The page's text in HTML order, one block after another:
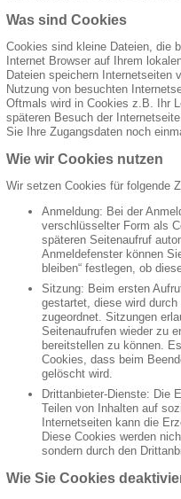
Was sind Cookies
Cookies sind kleine Dateien, die
Internet Browser auf Ihrem
Dateien speichern Internetseiten
Nutzung von besuchten
Oftmals wird in Cookies z.B. Ihr
späteren Besuch der
Sie Ihre Zugangsdaten noch
Wie wir Cookies nutzen
Wir setzen Cookies für folgende
Anmeldung: Bei der
verschlüsselter Form als
späteren Seitenaufruf
Anmeldefenster können
bleiben“ festlegen, ob
Sitzung: Beim ersten
gestartet, diese wird
zugeordnet. Sitzungen
Seitenaufrufen wieder zu
bereitstellen zu können.
Cookies, dass beim
gelöscht wird.
Drittanbieter-Dienste: Die
Teilen von Inhalten auf
Internetseiten kann die
Diese Cookies werden
sondern durch den
Wie Sie Cookies